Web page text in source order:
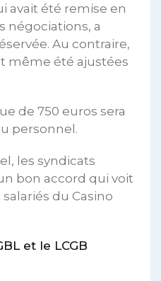
avait été remise en
négociations, a
Au contraire,
même été ajustées
de 750 euros sera
personnel.
les syndicats
bon accord qui voit
du Casino
et le LCGB